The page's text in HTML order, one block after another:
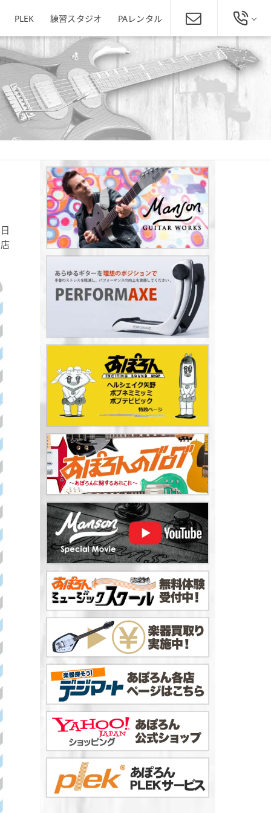
店
11-5
新潟駅南店
新潟県新潟市中央区神道寺1-4-4
025-242-3900
ミュージックスクール新潟
東区役所店
番1号
あぽろん各店舗へ
PLEK 練習スタジオ PAレンタル
総合お問い合わせ
025-229-4134
営業時間 11:00～19:00
ほぼ年中無休